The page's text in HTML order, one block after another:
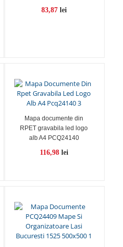
83,87 lei
Mapa documente din
RPET gravabila led logo
alb A4 PCQ24140
116,98 lei